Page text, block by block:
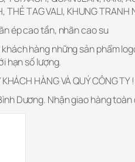
THẺ TAG VALI, KHUNG TRANH
ép cao tần, nhãn cao su
hàng những sản phẩm
hạn số lượng.
HÀNG VÀ QUÝ CÔNG TY !
Dương. Nhận giao hàng